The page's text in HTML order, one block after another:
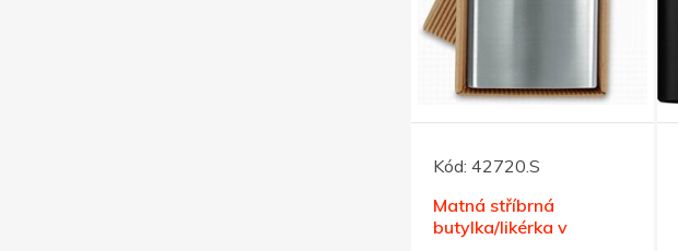
Kód: 42720.S
Matná stříbrná
butylka/likérka v